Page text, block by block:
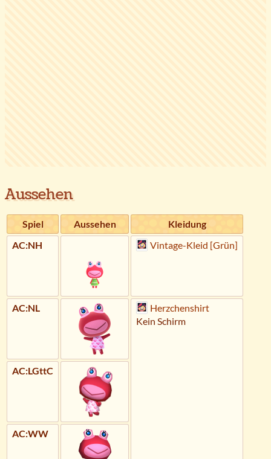
Aussehen
Spiel Aussehen
Kleidung
AC:NH
Vintage-Kleid [Grün]
AC:NL
Herzchenshirt
Kein Schirm
AC:LGttC
AC:WW